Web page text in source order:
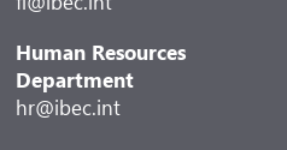
Human Resources
Department
hr@ibec.int